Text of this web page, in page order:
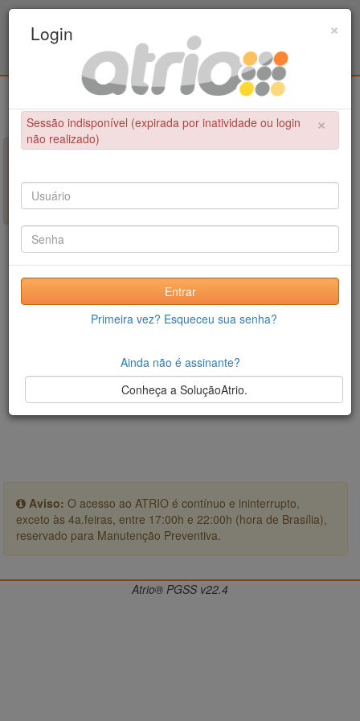
Educação Física / UPE - UFPB
×
NÃO FOI POSSÍVEL CONCLUIR A OPERAÇÃO
Sessão indisponível (expirada por inatividade ou login não
realizado)
Aviso: O acesso ao ATRIO é contínuo e ininterrupto,
exceto às 4a.feiras, entre 17:00h e 22:00h (hora de Brasília),
reservado para Manutenção Preventiva.
×
Login
×
Sessão indisponível (expirada por inatividade ou login
não realizado)
Entrar
Primeira vez? Esqueceu sua senha?
Ainda não é assinante?
Conheça a SoluçãoAtrio.
Atrio® PGSS v22.4